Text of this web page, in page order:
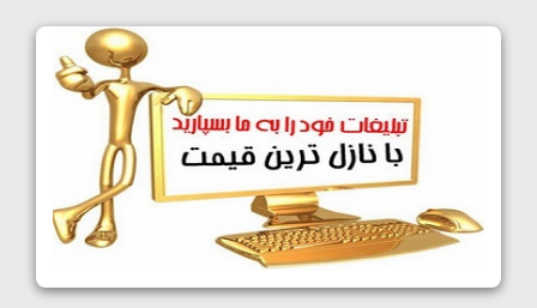
کشتی آزاد نوجوانان جهان؛ رقبای نمایندگان
ایران مشخص شدند
1405/05/08
کشتی فرنگی نوجوانان جهان؛ سکوی تیمی
سوم برای ایران
1405/05/07